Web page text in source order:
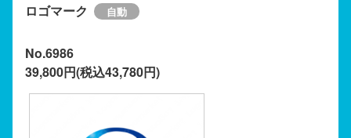
ロゴマーク
No.6986
39,800円(税込43,780円)